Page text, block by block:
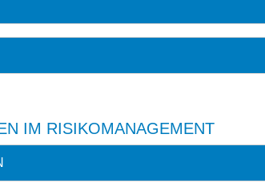
IM RISIKOMANAGEMENT